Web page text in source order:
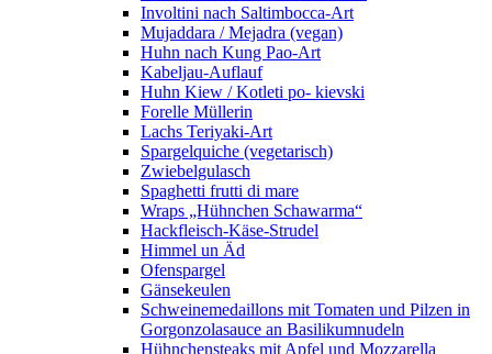
Involtini nach Saltimbocca-Art
Mujaddara / Mejadra (vegan)
Huhn nach Kung Pao-Art
Kabeljau-Auflauf
Huhn Kiew / Kotleti po- kievski
Forelle Müllerin
Lachs Teriyaki-Art
Spargelquiche (vegetarisch)
Zwiebelgulasch
Spaghetti frutti di mare
Wraps „Hühnchen Schawarma“
Hackfleisch-Käse-Strudel
Himmel un Äd
Ofenspargel
Gänsekeulen
Schweinemedaillons mit Tomaten und Pilzen in
Gorgonzolasauce an Basilikumnudeln
Hühnchensteaks mit Apfel und Mozzarella